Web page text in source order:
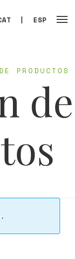
| ESP
PRODUCTOS
de